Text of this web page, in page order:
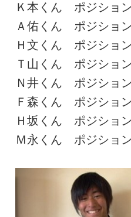
Ｋ本くん ポジショ
Ａ佑くん ポジショ
Ｈ文くん ポジショ
Ｔ山くん ポジショ
Ｎ井くん ポジショ
Ｆ森くん ポジショ
Ｈ坂くん ポジショ
Ｍ永くん ポジショ